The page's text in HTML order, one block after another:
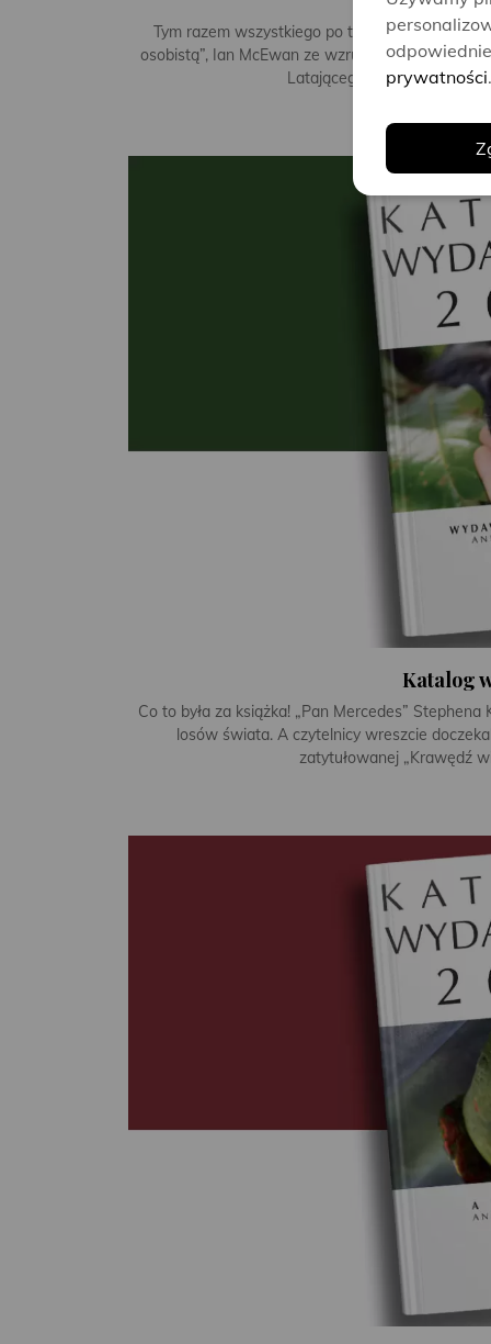
Tym razem wszystkiego po trochu: King
osobistą”, Ian McEwan ze wzruszającą powieścią
Latającego Cyrku Monty
Katalog
Co to była za książka! „Pan Mercedes”
losów świata. A czytelnicy wreszcie
zatytułowanej „Krawędź
prywatności.